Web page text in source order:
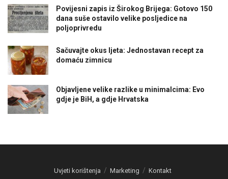
Povijesni zapis iz Širokog Brijega: Gotovo 150
dana suše ostavilo velike posljedice na
poljoprivredu
Sačuvajte okus ljeta: Jednostavan recept za
domaću zimnicu
Objavljene velike razlike u minimalcima: Evo
gdje je BiH, a gdje Hrvatska
Uvjeti korištenja Marketing Kontakt